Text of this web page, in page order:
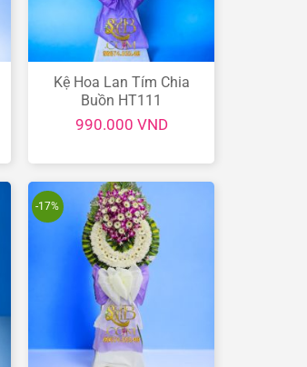
Kệ Hoa Lan Tím Chia
Buồn HT111
990.000 VND
-17%